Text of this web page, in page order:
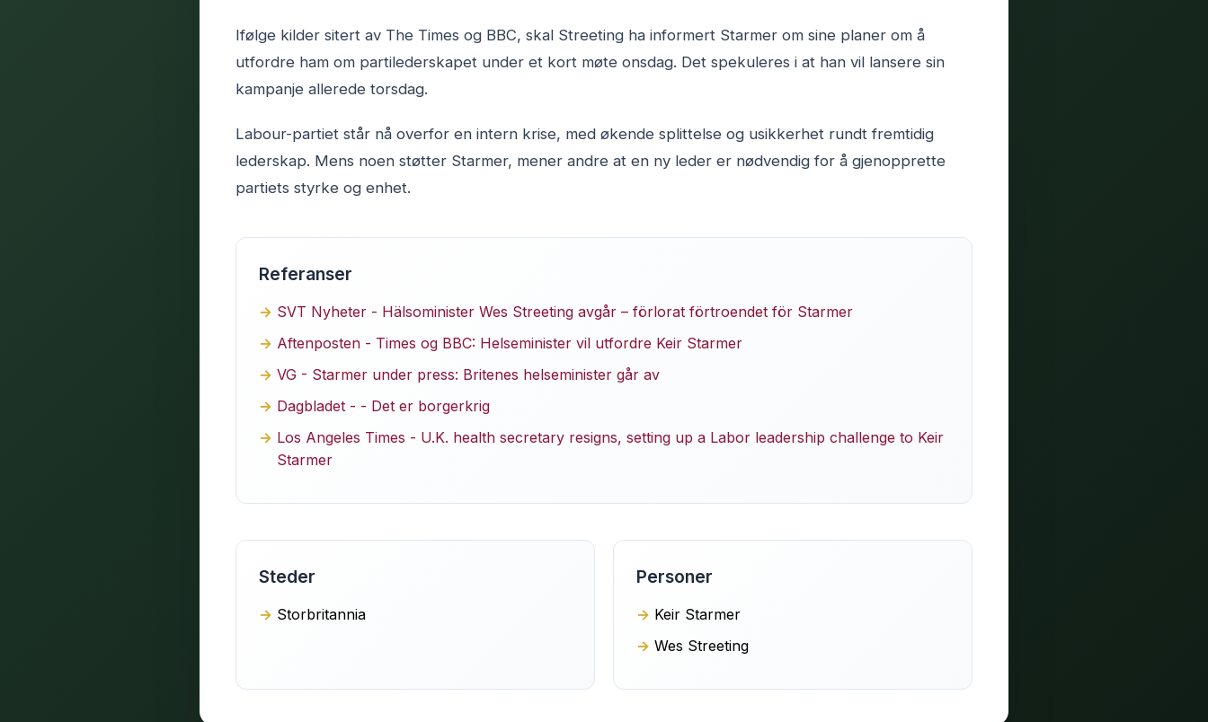
Ifølge kilder sitert av The Times og BBC, skal Streeting ha informert Starmer om sine planer om å
utfordre ham om partilederskapet under et kort møte onsdag. Det spekuleres i at han vil lansere sin
kampanje allerede torsdag.
Labour-partiet står nå overfor en intern krise, med økende splittelse og usikkerhet rundt fremtidig
lederskap. Mens noen støtter Starmer, mener andre at en ny leder er nødvendig for å gjenopprette
partiets styrke og enhet.
Referanser
SVT Nyheter - Hälsominister Wes Streeting avgår – förlorat förtroendet för Starmer
Aftenposten - Times og BBC: Helseminister vil utfordre Keir Starmer
VG - Starmer under press: Britenes helseminister går av
Dagbladet - - Det er borgerkrig
Los Angeles Times - U.K. health secretary resigns, setting up a Labor leadership challenge to Keir
Starmer
Steder
Storbritannia
Personer
Keir Starmer
Wes Streeting